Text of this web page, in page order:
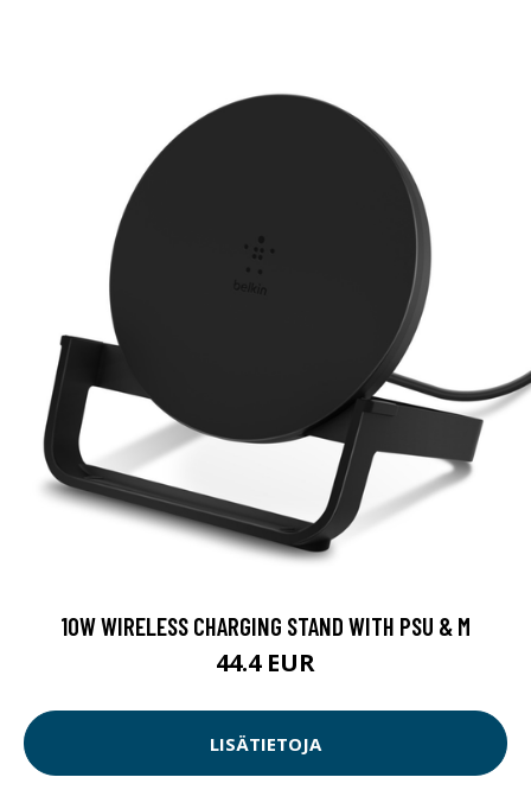
10W WIRELESS CHARGING STAND WITH PSU & M
44.4 EUR
LISÄTIETOJA